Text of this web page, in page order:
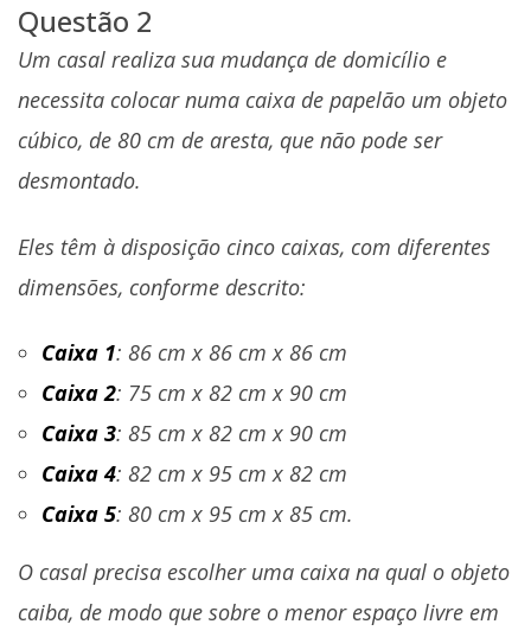
Questão 2
Um casal realiza sua mudança de domicílio e
necessita colocar numa caixa de papelão um objeto
cúbico, de 80 cm de aresta, que não pode ser
desmontado.
Eles têm à disposição cinco caixas, com diferentes
dimensões, conforme descrito:
Caixa 1: 86 cm x 86 cm x 86 cm
Caixa 2: 75 cm x 82 cm x 90 cm
Caixa 3: 85 cm x 82 cm x 90 cm
Caixa 4: 82 cm x 95 cm x 82 cm
Caixa 5: 80 cm x 95 cm x 85 cm.
O casal precisa escolher uma caixa na qual o objeto
caiba, de modo que sobre o menor espaço livre em